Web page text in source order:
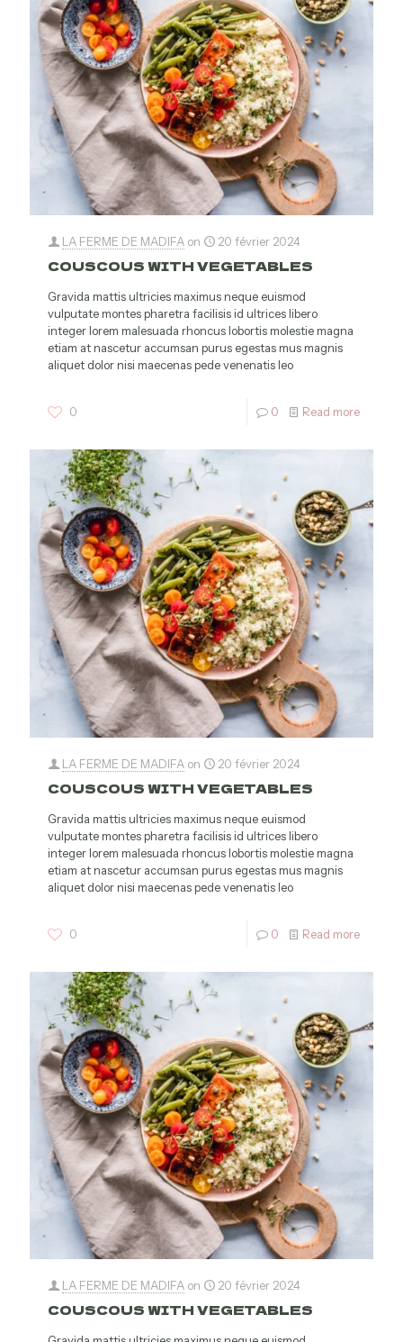
LA FERME DE MADIFA on 20 février 2024
COUSCOUS WITH VEGETABLES
Gravida mattis ultricies maximus neque euismod
vulputate montes pharetra facilisis id ultrices libero
integer lorem malesuada rhoncus lobortis molestie magna
etiam at nascetur accumsan purus egestas mus magnis
aliquet dolor nisi maecenas pede venenatis leo
0 0 Read more
LA FERME DE MADIFA on 20 février 2024
COUSCOUS WITH VEGETABLES
Gravida mattis ultricies maximus neque euismod
vulputate montes pharetra facilisis id ultrices libero
integer lorem malesuada rhoncus lobortis molestie magna
etiam at nascetur accumsan purus egestas mus magnis
aliquet dolor nisi maecenas pede venenatis leo
0 0 Read more
LA FERME DE MADIFA on 20 février 2024
COUSCOUS WITH VEGETABLES